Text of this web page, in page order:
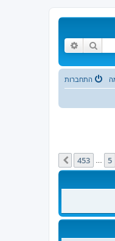
חיפוש
התחברות
5
453 הבא